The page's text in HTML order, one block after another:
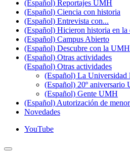
(Español) Reportajes UMH
(Español) Ciencia con historia
(Español) Entrevista con...
(Español) Hicieron historia en la
(Español) Campus Abierto
(Español) Descubre con la UMH
(Español) Otras actividades
(Español) Otras actividades
(Español) La Universidad
(Español) 20º aniversario
(Español) Gente UMH
(Español) Autorización de
Novedades
YouTube